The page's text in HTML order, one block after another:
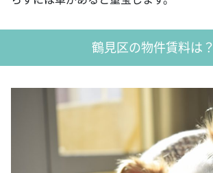
鶴見区の物件賃料は？